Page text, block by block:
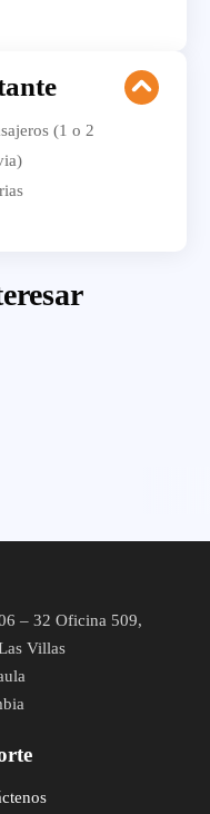
(1 o 2
– 32 Oficina 509,
Villas